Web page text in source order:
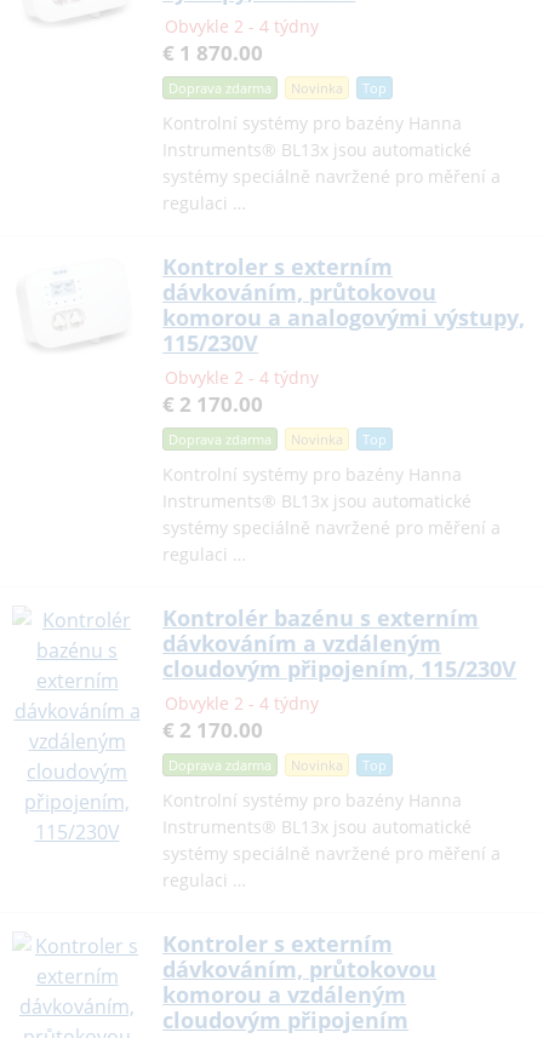
Obvykle 2 - 4 týdny
€ 1 870.00
Doprava zdarma Novinka Top
Kontrolní systémy pro bazény Hanna
Instruments® BL13x jsou automatické
systémy speciálně navržené pro měření a
regulaci …
Kontroler s externím
dávkováním, průtokovou
komorou a analogovými výstupy,
115/230V
Obvykle 2 - 4 týdny
€ 2 170.00
Doprava zdarma Novinka Top
Kontrolní systémy pro bazény Hanna
Instruments® BL13x jsou automatické
systémy speciálně navržené pro měření a
regulaci …
Kontrolér bazénu s externím
dávkováním a vzdáleným
cloudovým připojením, 115/230V
Obvykle 2 - 4 týdny
€ 2 170.00
Doprava zdarma Novinka Top
Kontrolní systémy pro bazény Hanna
Instruments® BL13x jsou automatické
systémy speciálně navržené pro měření a
regulaci …
Kontroler s externím
dávkováním, průtokovou
komorou a vzdáleným
cloudovým připojením